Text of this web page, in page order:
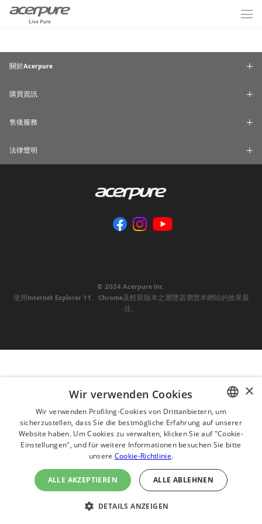
關於Acerpure
購買資訊
售後服務
法律聲明
© 2024 Acerpure Inc.
使用Internet Explorer 11、Chrome及較新版本之瀏覽器瀏覽本網站的效果最
佳。
ENGLISH
CHINESE
×
Wir verwenden Cookies
Wir verwenden Profiling-Cookies von Drittanbietern, um
sicherzustellen, dass Sie die bestmögliche Erfahrung auf unserer
Website haben. Um Cookies zu verwalten, klicken Sie auf "Cookie-
Einstellungen", und für weitere Informationen besuchen Sie bitte
unsere Cookie-Richtlinie.
ALLE AKZEPTIEREN ALLE ABLEHNEN
DETAILS ANZEIGEN